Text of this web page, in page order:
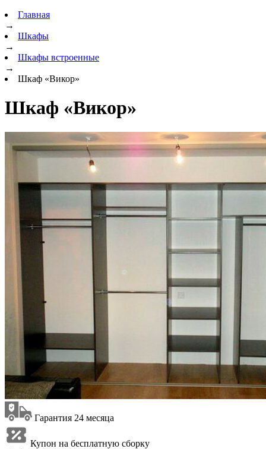
Главная
→
Шкафы
→
Шкафы встроенные
→
Шкаф «Викор»
Шкаф «Викор»
Гарантия 24 месяца
Купон на бесплатную сборку